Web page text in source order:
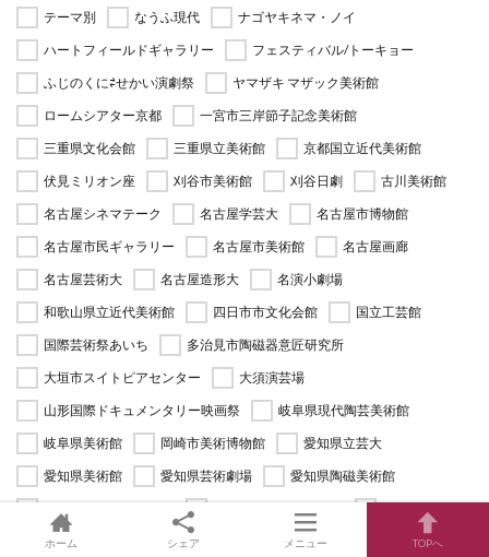
テーマ別
なうふ現代
ナゴヤキネマ・ノイ
ハートフィールドギャラリー
フェスティバル/トーキョー
ふじのくに⇄せかい演劇祭
ヤマザキ マザック美術館
ロームシアター京都
一宮市三岸節子記念美術館
三重県文化会館
三重県立美術館
京都国立近代美術館
伏見ミリオン座
刈谷市美術館 刈谷日劇
古川美術館
名古屋シネマテーク
名古屋学芸大
名古屋市博物館
名古屋市民ギャラリー
名古屋市美術館
名古屋画廊
名古屋芸術大
名古屋造形大
名演小劇場
和歌山県立近代美術館
四日市市文化会館
国立工芸館
国際芸術祭あいち
多治見市陶磁器意匠研究所
大垣市スイトピアセンター
大須演芸場
山形国際ドキュメンタリー映画祭
岐阜県現代陶芸美術館
岐阜県美術館
岡崎市美術博物館
愛知県立芸大
愛知県美術館
愛知県芸術劇場
愛知県陶磁美術館
桜ヶ丘ミュージアム
清須市はるひ美術館 滋賀県立美術館
ホーム シェア メニュー TOPへ